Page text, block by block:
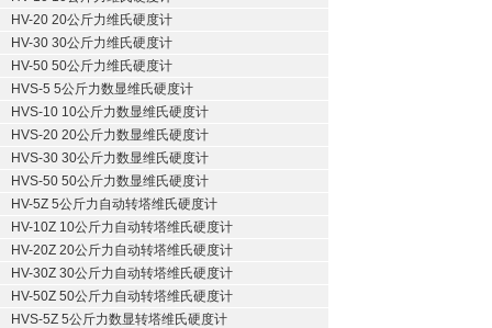
HV-20 20公斤力维氏硬度计
HV-30 30公斤力维氏硬度计
HV-50 50公斤力维氏硬度计
HVS-5 5公斤力数显维氏硬度计
HVS-10 10公斤力数显维氏硬度计
HVS-20 20公斤力数显维氏硬度计
HVS-30 30公斤力数显维氏硬度计
HVS-50 50公斤力数显维氏硬度计
HV-5Z 5公斤力自动转塔维氏硬度计
HV-10Z 10公斤力自动转塔维氏硬度计
HV-20Z 20公斤力自动转塔维氏硬度计
HV-30Z 30公斤力自动转塔维氏硬度计
HV-50Z 50公斤力自动转塔维氏硬度计
HVS-5Z 5公斤力数显转塔维氏硬度计